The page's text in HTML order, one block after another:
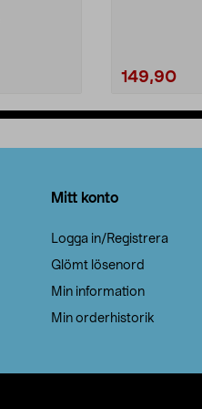
149,90
Mitt konto
Logga in/Registrera
Glömt lösenord
Min information
Min orderhistorik